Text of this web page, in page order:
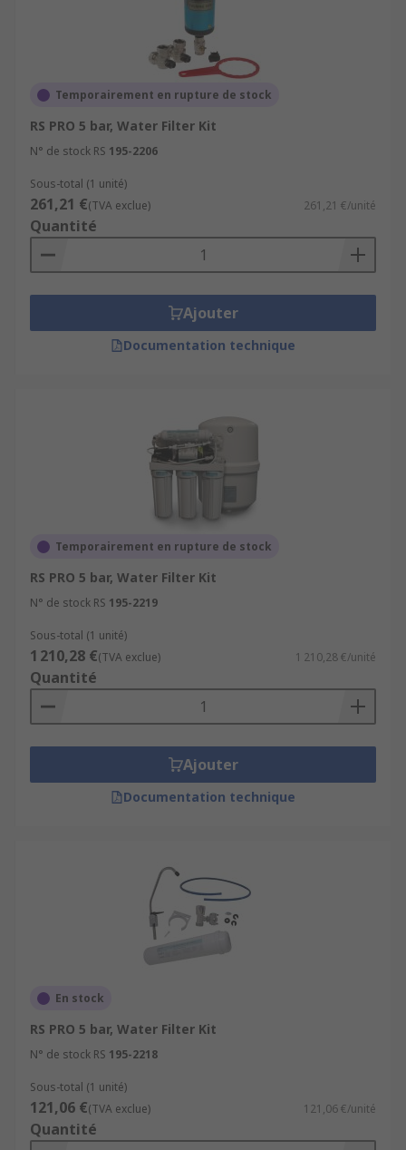
Temporairement en rupture de stock
RS PRO 5 bar, Water Filter Kit
N° de stock RS 195-2206
Sous-total (1 unité)
261,21 €(TVA exclue) 261,21 €/unité
Quantité
Ajouter
Documentation technique
Temporairement en rupture de stock
RS PRO 5 bar, Water Filter Kit
N° de stock RS 195-2219
Sous-total (1 unité)
1 210,28 €(TVA exclue) 1 210,28 €/unité
Quantité
Ajouter
Documentation technique
En stock
RS PRO 5 bar, Water Filter Kit
N° de stock RS 195-2218
Sous-total (1 unité)
121,06 €(TVA exclue) 121,06 €/unité
Quantité